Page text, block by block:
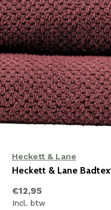
Heckett & Lane
Heckett & Lane
€12,95
Incl. btw